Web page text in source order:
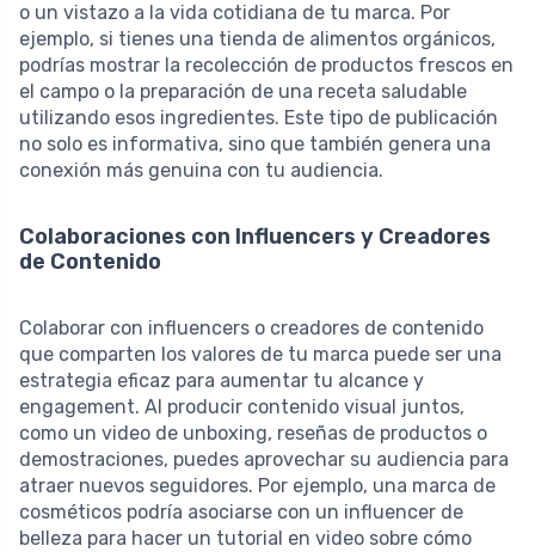
o un vistazo a la vida cotidiana de tu marca. Por
ejemplo, si tienes una tienda de alimentos orgánicos,
podrías mostrar la recolección de productos frescos en
el campo o la preparación de una receta saludable
utilizando esos ingredientes. Este tipo de publicación
no solo es informativa, sino que también genera una
conexión más genuina con tu audiencia.
Colaboraciones con Influencers y Creadores
de Contenido
Colaborar con influencers o creadores de contenido
que comparten los valores de tu marca puede ser una
estrategia eficaz para aumentar tu alcance y
engagement. Al producir contenido visual juntos,
como un video de unboxing, reseñas de productos o
demostraciones, puedes aprovechar su audiencia para
atraer nuevos seguidores. Por ejemplo, una marca de
cosméticos podría asociarse con un influencer de
belleza para hacer un tutorial en video sobre cómo